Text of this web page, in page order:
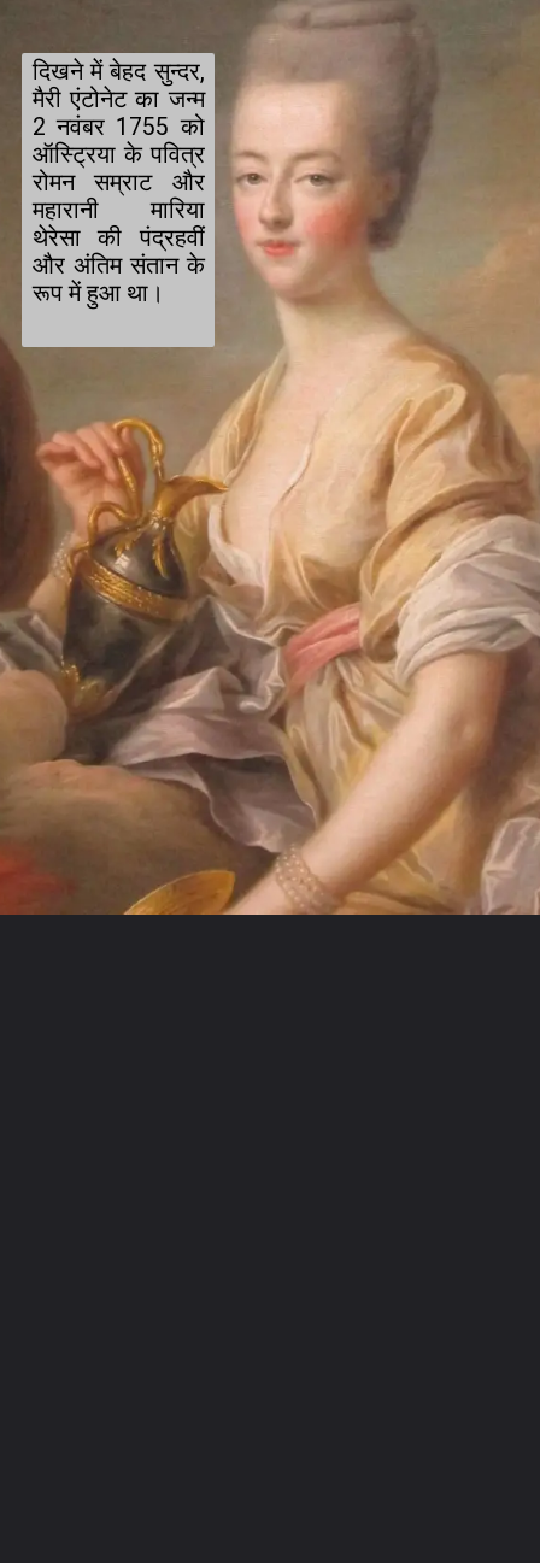
दिखने में बेहद सुन्दर,
मैरी एंटोनेट का जन्म
2 नवंबर 1755 को
ऑस्ट्रिया के पवित्र
रोमन सम्राट और
महारानी मारिया
थेरेसा की पंद्रहवीं
और अंतिम संतान के
रूप में हुआ था।